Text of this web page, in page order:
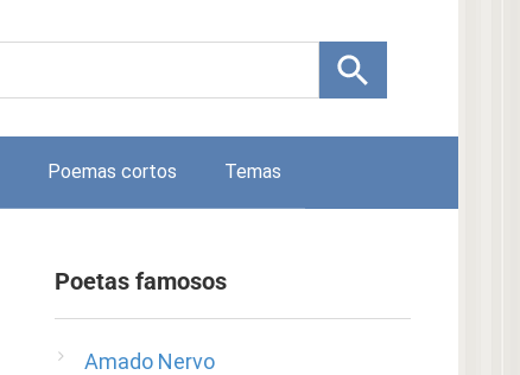
Poemas cortos Temas
Poetas famosos
Amado Nervo